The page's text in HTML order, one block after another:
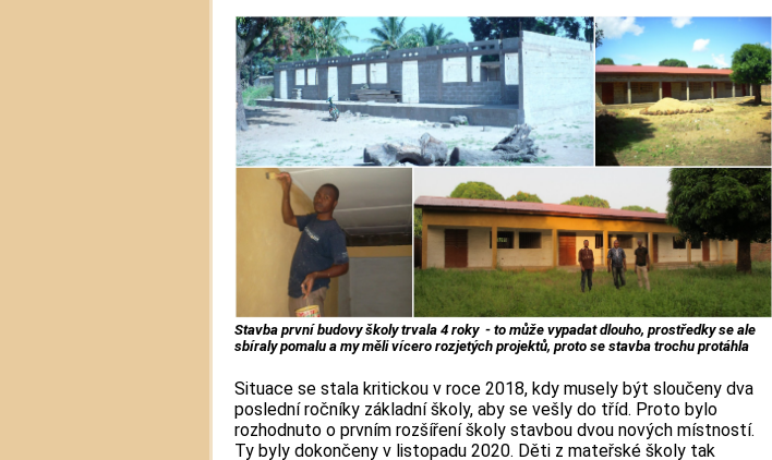
Stavba první budovy školy trvala 4 roky - to může vypadat dlouho, prostředky se ale
sbíraly pomalu a my měli vícero rozjetých projektů, proto se stavba trochu protáhla
Situace se stala kritickou v roce 2018, kdy musely být sloučeny dva
poslední ročníky základní školy, aby se vešly do tříd. Proto bylo
rozhodnuto o prvním rozšíření školy stavbou dvou nových místností.
Ty byly dokončeny v listopadu 2020. Děti z mateřské školy tak